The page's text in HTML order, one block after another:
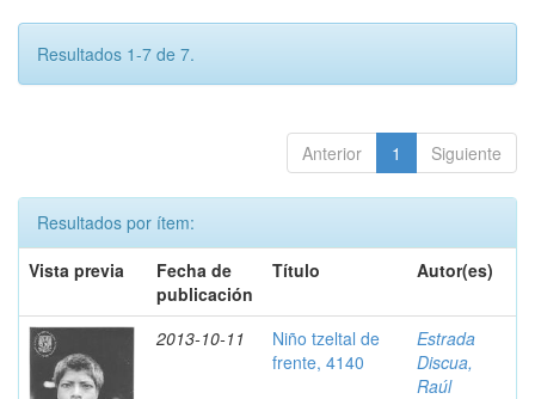
Resultados 1-7 de 7.
Anterior 1 Siguiente
Resultados por ítem:
Vista previa
Fecha de
publicación
Título Autor(es)
2013-10-11
Niño tzeltal de
frente, 4140
Estrada
Discua,
Raúl